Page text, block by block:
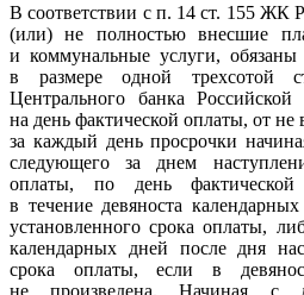
В соответствии с п. 14 ст. 155 ЖК
(или) не полностью внесшие
и коммунальные услуги, обязаны
в размере одной трехсотой
Центрального банка
на день фактической оплаты, от
за каждый день просрочки
следующего за днем
оплаты, по день фактической
в течение девяноста
установленного срока оплаты,
календарных дней после дня
срока оплаты, если в
не произведена. Начиная с